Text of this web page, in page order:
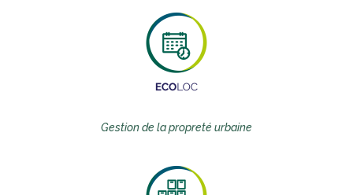
Gestion de la propreté urbaine